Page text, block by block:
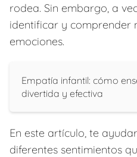
rodea. Sin embargo, a
identificar y comprender
emociones.
Empatía infantil: cómo
divertida y efectiva
En este artículo, te
diferentes sentimientos